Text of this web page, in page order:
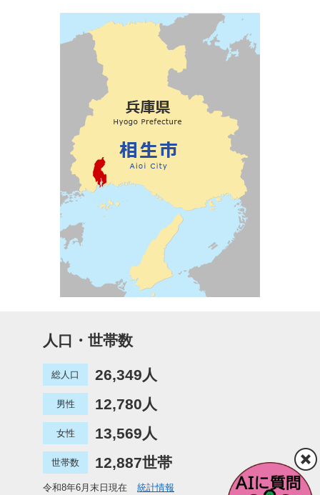
人口・世帯数
総人口 26,349人
男性 12,780人
女性 13,569人
世帯数 12,887世帯
令和8年6月末日現在 統計情報